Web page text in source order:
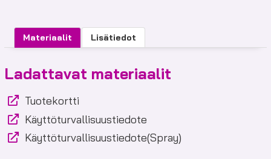
Materiaalit Lisätiedot
Ladattavat materiaalit
Tuotekortti
Käyttöturvallisuustiedote
Käyttöturvallisuustiedote(Spray)